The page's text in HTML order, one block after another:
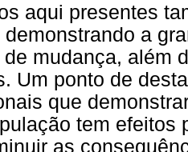
aqui presentes
demonstrando a
mudança, além
Um ponto de
que
tem efeitos
as